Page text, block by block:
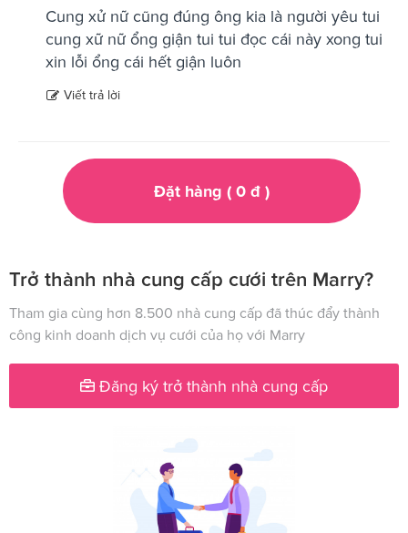
Cung xử nữ cũng đúng ông kia là người yêu tui
cung xữ nữ ổng giận tui tui đọc cái này xong tui
xin lỗi ổng cái hết giận luôn
Viết trả lời
Đặt hàng ( 0đ )
Trở thành nhà cung cấp cưới trên Marry?
Tham gia cùng hơn 8.500 nhà cung cấp đã thúc đẩy thành
công kinh doanh dịch vụ cưới của họ với Marry
Đăng ký trở thành nhà cung cấp